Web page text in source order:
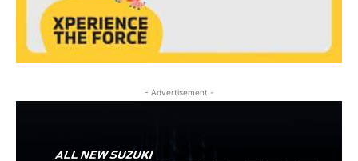
- Advertisement -